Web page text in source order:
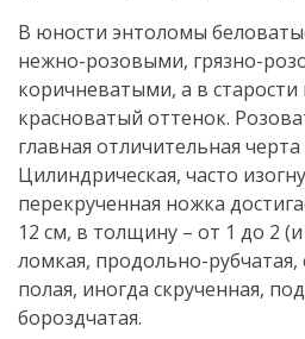
В юности энтоломы
нежно-розовыми, грязно-
коричневатыми, а в
красноватый оттенок.
главная отличительная
Цилиндрическая, часто
перекрученная ножка
12 см, в толщину – от 1 до 2
ломкая, продольно-рубчатая,
полая, иногда скрученная,
бороздчатая.